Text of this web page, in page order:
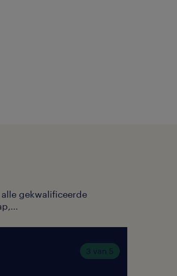
gekwalificeerde
3 van 5